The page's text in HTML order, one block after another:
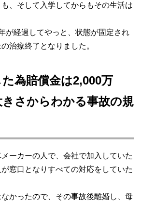
、そして入学してからもその生活は
が経過してやっと、状態が固定され
治療終了となりました。
為賠償金は2,000万
さからわかる事故の規
ーカーの人で、会社で加入していた
窓口となりすべての対応をしていた
かったので、その事故後離婚し、母